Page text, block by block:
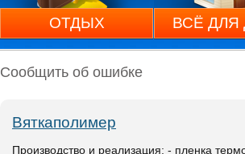
ОТДЫХ ВСЁ
Сообщить об ошибке
Вяткаполимер
Производство и реализация: - пленка